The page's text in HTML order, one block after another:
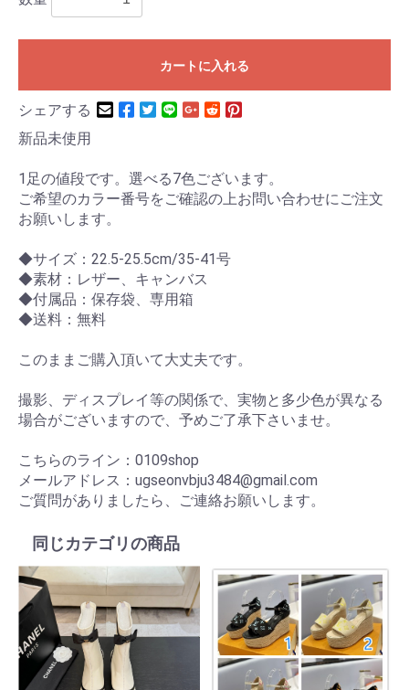
カートに入れる
シェアする
新品未使用
1足の値段です。選べる7色ございます。
ご希望のカラー番号をご確認の上お問い合わせにご注文
お願いします。
◆サイズ：22.5-25.5cm/35-41号
◆素材：レザー、キャンバス
◆付属品：保存袋、専用箱
◆送料：無料
このままご購入頂いて大丈夫です。
撮影、ディスプレイ等の関係で、実物と多少色が異なる
場合がございますので、予めご了承下さいませ。
こちらのライン：0109shop
メールアドレス：ugseonvbju3484@gmail.com
ご質問がありましたら、ご連絡お願いします。
同じカテゴリの商品